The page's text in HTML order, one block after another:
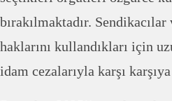
bırakılmaktadır.
haklarını kullandıkları için
idam cezalarıyla karşı